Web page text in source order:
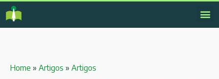
Home » Artigos » Artigos